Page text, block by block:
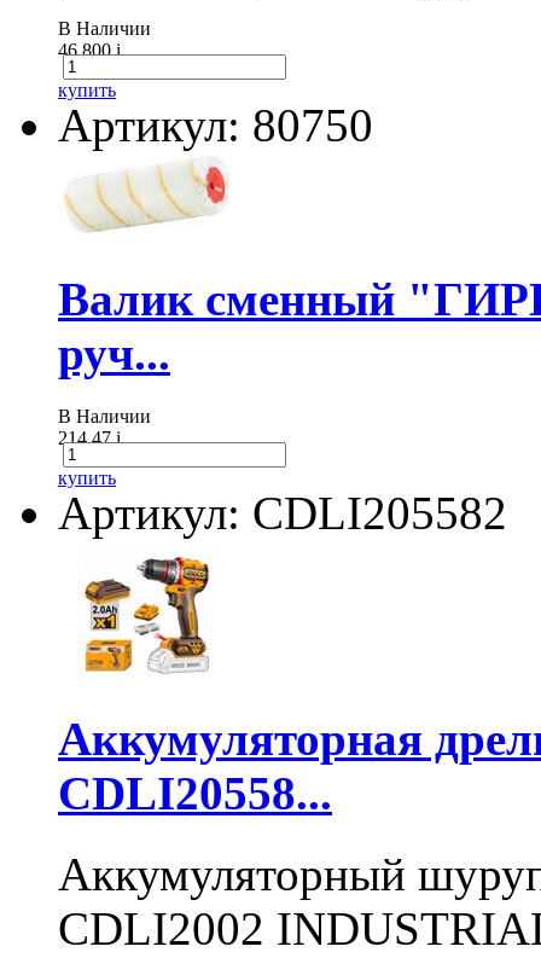
В Наличии
46 800i
купить
Артикул: 80750
Валик сменный
руч...
В Наличии
214.47i
купить
Артикул: CDLI205582
Аккумуляторная
CDLI20558...
Аккумуляторный
CDLI2002